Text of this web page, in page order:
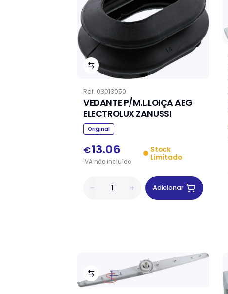
Ref. 03013050
VEDANTE P/M.L.LOIÇA AEG
ELECTROLUX ZANUSSI
Original
€13.06
IVA não incluído
Stock
Limitado
Adicionar